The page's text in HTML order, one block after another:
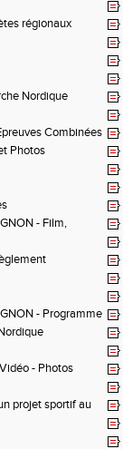
régionaux
Nordique
Combinées
Photos
- Film,
- Programme
- Photos
projet sportif au
relais